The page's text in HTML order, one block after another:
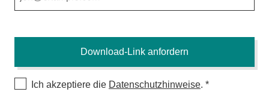
Ich akzeptiere die Datenschutzhinweise.